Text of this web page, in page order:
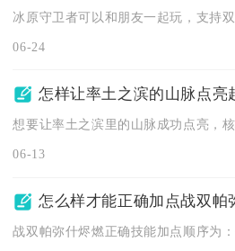
06-24
怎样让率土之滨的山脉点亮
06-13
怎么样才能正确加点战双帕